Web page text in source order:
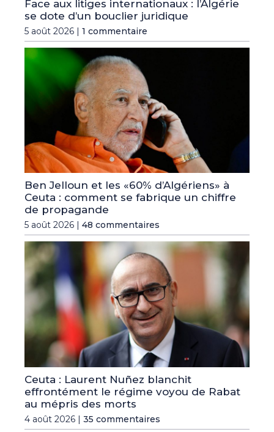
Face aux litiges internationaux : l’Algérie
se dote d’un bouclier juridique
5 août 2026 | 1 commentaire
Ben Jelloun et les «60% d’Algériens» à
Ceuta : comment se fabrique un chiffre
de propagande
5 août 2026 | 48 commentaires
Ceuta : Laurent Nuñez blanchit
effrontément le régime voyou de Rabat
au mépris des morts
4 août 2026 | 35 commentaires